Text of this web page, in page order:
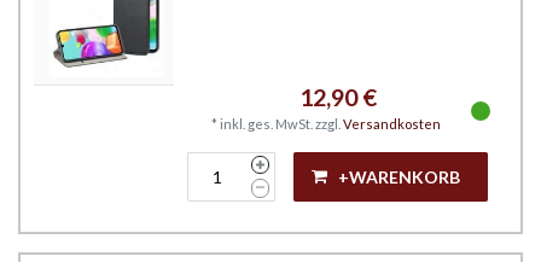
12,90 €
* inkl. ges. MwSt. zzgl. Versandkosten
+WARENKORB